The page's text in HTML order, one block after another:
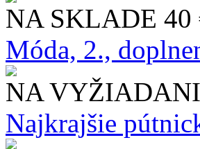
NA SKLADE 40
Móda, 2.,
NA
Najkrajšie